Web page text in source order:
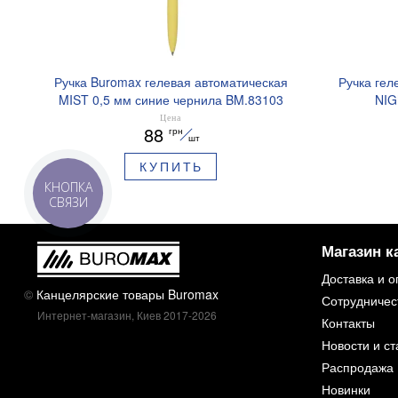
Ручка Buromax гелевая автоматическая
MIST 0,5 мм синие чернила BM.83103
Цена
88 грн
шт
КУПИТЬ
Ручка
© Канцелярские товары Buromax
Интернет-магазин, Киев 2017-2026
Магазин
Доставка и
Контакты
Новости и
Распродажа
Новинки
КНОПКА
СВЯЗИ